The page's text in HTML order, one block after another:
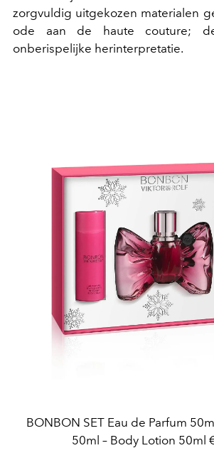
zorgvuldig uitgekozen materialen
ode aan de haute couture;
onberispelijke herinterpretatie.
BONBON SET Eau de Parfum
50ml – Body Lotion 50ml